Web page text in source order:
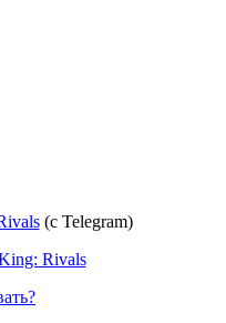
(c Telegram)
Rivals